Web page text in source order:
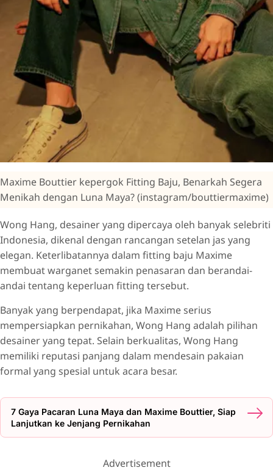
Maxime Bouttier kepergok Fitting Baju, Benarkah Segera
Menikah dengan Luna Maya? (instagram/bouttiermaxime)
Wong Hang, desainer yang dipercaya oleh banyak selebriti
Indonesia, dikenal dengan rancangan setelan jas yang
elegan. Keterlibatannya dalam fitting baju Maxime
membuat warganet semakin penasaran dan berandai-
andai tentang keperluan fitting tersebut.
Banyak yang berpendapat, jika Maxime serius
mempersiapkan pernikahan, Wong Hang adalah pilihan
desainer yang tepat. Selain berkualitas, Wong Hang
memiliki reputasi panjang dalam mendesain pakaian
formal yang spesial untuk acara besar.
7 Gaya Pacaran Luna Maya dan Maxime Bouttier, Siap
Lanjutkan ke Jenjang Pernikahan
Advertisement